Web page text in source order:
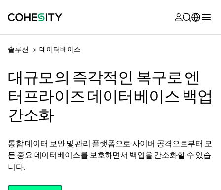
opens in a
opens in a
Alta
opens in a
지원
opens in a
opens in a
아카데미
opens in a
Cohesity
opens in a
opens in a
Deutsch (Germany)
Français (France)
Português (Brazil)
솔루션 데이터베이스
대규모의 즉각적인 복구로 엔
터프라이즈 데이터베이스 백업
간소화
통합 데이터 보안 및 관리 플랫폼으로 사이버 공격으로부터 모
든 중요 데이터베이스를 보호하면서 백업을 간소화할 수 있습
니다.
OPENS IN A NEW TAB